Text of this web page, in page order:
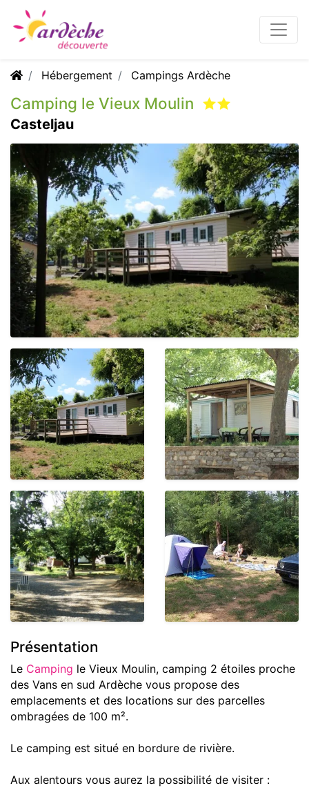
Hébergement Campings Ardèche
Camping le Vieux Moulin
Casteljau
Présentation
Le Camping le Vieux Moulin, camping 2 étoiles proche
des Vans en sud Ardèche vous propose des
emplacements et des locations sur des parcelles
ombragées de 100 m².
Le camping est situé en bordure de rivière.
Aux alentours vous aurez la possibilité de visiter :